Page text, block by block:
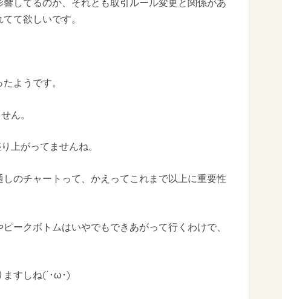
してるのか、それとも取引ルール変更と関係があ
て欲しいです。
ようです。
ん。
上がってませんね。
のチャートって、かえってこれまで以上に重要性
ークボトムはいやでもできあがって行くわけで、
すしね(´･ω･)